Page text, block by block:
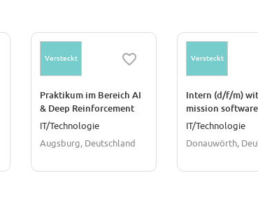
Versteckt
Praktikum im Bereich AI
& Deep Reinforcement
Learning in der
IT/Technologie
Augsburg, Deutschland
Versteckt
Intern (d/f/m)
mission software
department
IT/Technologie
Donauwörth,